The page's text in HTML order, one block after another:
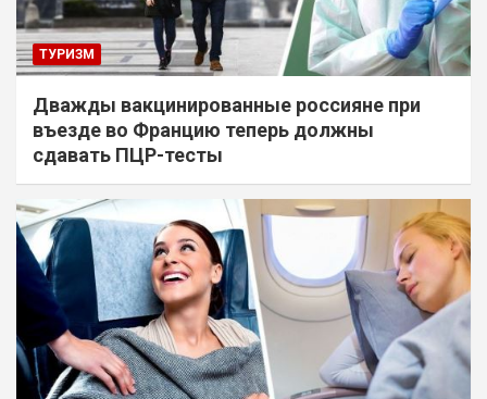
ТУРИЗМ
Дважды вакцинированные россияне при
въезде во Францию теперь должны
сдавать ПЦР-тесты